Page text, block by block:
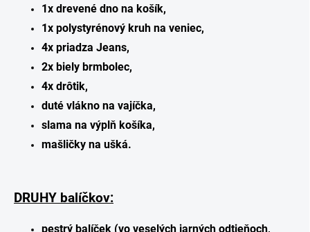
1x drevené dno na košík,
1x polystyrénový kruh na veniec,
4x priadza Jeans,
2x biely brmbolec,
4x drôtik,
duté vlákno na vajíčka,
slama na výplň košíka,
mašličky na ušká.
DRUHY balíčkov:
pestrý balíček (vo veselých jarných odtieňoch,